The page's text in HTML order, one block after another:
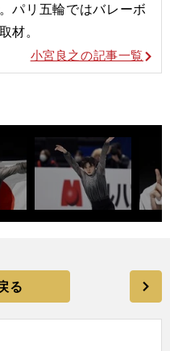
パリ五輪ではバレーボ
材。
小宮良之の記事一覧
る